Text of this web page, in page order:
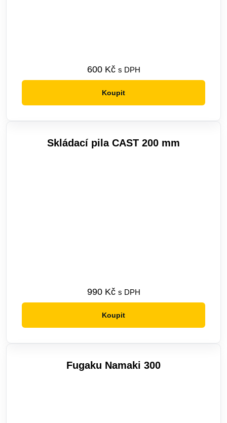
600 Kč s DPH
Koupit
Skládací pila CAST 200 mm
990 Kč s DPH
Koupit
variant.
Fugaku Namaki 300